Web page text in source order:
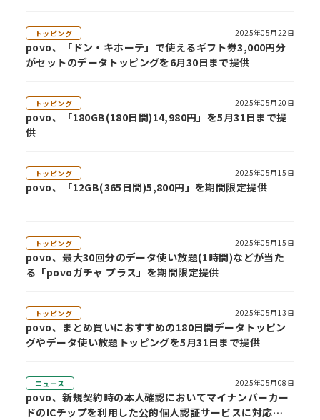
トッピング 2025年05月22日
povo、「ドン・キホーテ」で使えるギフト券3,000円分
がセットのデータトッピングを6月30日まで提供
トッピング 2025年05月20日
povo、「180GB(180日間)14,980円」を5月31日まで提
供
トッピング 2025年05月15日
povo、「12GB(365日間)5,800円」を期間限定提供
トッピング 2025年05月15日
povo、最大30回分のデータ使い放題(1時間)などが当た
る「povoガチャ プラス」を期間限定提供
トッピング 2025年05月13日
povo、まとめ買いにおすすめの180日間データトッピン
グやデータ使い放題トッピングを5月31日まで提供
ニュース 2025年05月08日
povo、新規契約時の本人確認においてマイナンバーカー
ドのICチップを利用した公的個人認証サービスに対応